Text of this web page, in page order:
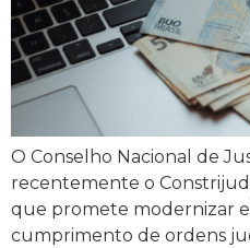
O Conselho Nacional de
recentemente o
que promete modernizar
cumprimento de ordens